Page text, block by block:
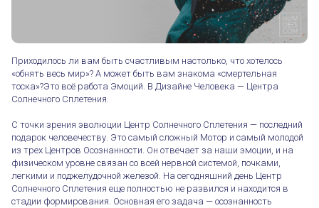
Приходилось ли вам быть счастливым настолько, что хотелось
«обнять весь мир»? А может быть вам знакома «смертельная
тоска»?Это всё работа Эмоций. В Дизайне Человека — Центра
Солнечного Сплетения.
С точки зрения эволюции Центр Солнечного Сплетения — последний
подарок человечеству. Это самый сложный Мотор и самый молодой
из трех Центров Осознанности. Он отвечает за наши эмоции, и на
физическом уровне связан со всей нервной системой, почками,
легкими и поджелудочной железой. На сегодняшний день Центр
Солнечного Сплетения еще полностью не развился и находится в
стадии формирования. Основная его задача — осознанность